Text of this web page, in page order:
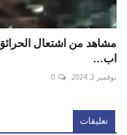
مشاهد من اشتعال
اب...
نوفمبر 3, 2024 0
تعليقات